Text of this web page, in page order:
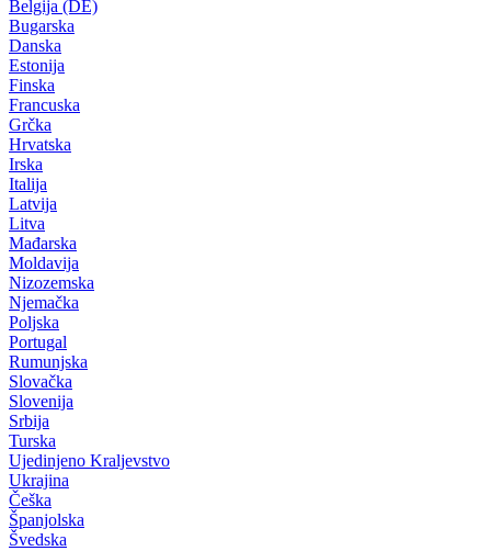
Belgija (DE)
Bugarska
Danska
Estonija
Finska
Francuska
Grčka
Hrvatska
Irska
Italija
Latvija
Litva
Mađarska
Moldavija
Nizozemska
Njemačka
Poljska
Portugal
Rumunjska
Slovačka
Slovenija
Srbija
Turska
Ujedinjeno Kraljevstvo
Ukrajina
Češka
Španjolska
Švedska